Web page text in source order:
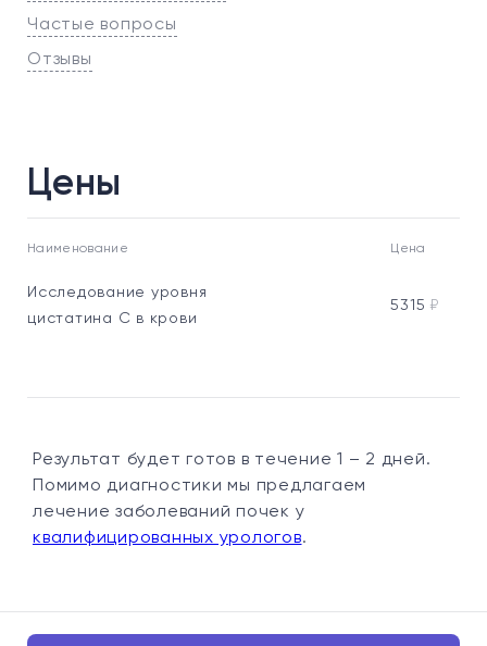
Частые вопросы
Отзывы
Цены
Наименование Цена
Исследование уровня
цистатина С в крови
5315 ₽
Результат будет готов в течение 1 – 2 дней.
Помимо диагностики мы предлагаем
лечение заболеваний почек у
квалифицированных урологов.